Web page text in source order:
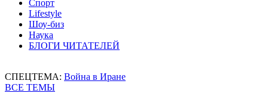
Спорт
Lifestyle
Шоу-биз
Наука
БЛОГИ ЧИТАТЕЛЕЙ
СПЕЦТЕМА: Война в Иране
ВСЕ ТЕМЫ